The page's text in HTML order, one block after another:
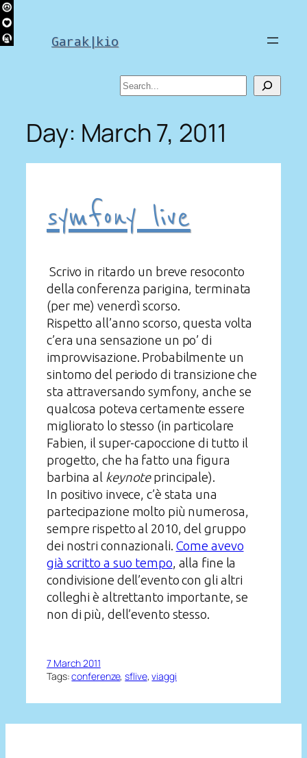
Skip
to
content Garak|kio
Search
Day: March 7, 2011
symfony live
Scrivo in ritardo un breve resoconto
della conferenza parigina, terminata
(per me) venerdì scorso.
Rispetto all’anno scorso, questa volta
c’era una sensazione un po’ di
improvvisazione. Probabilmente un
sintomo del periodo di transizione che
sta attraversando symfony, anche se
qualcosa poteva certamente essere
migliorato lo stesso (in particolare
Fabien, il super-capoccione di tutto il
progetto, che ha fatto una figura
barbina al keynoteprincipale).
In positivo invece, c’è stata una
partecipazione molto più numerosa,
sempre rispetto al 2010, del gruppo
dei nostri connazionali. Come avevo
già scritto a suo tempo, alla fine la
condivisione dell’evento con gli altri
colleghi è altrettanto importante, se
non di più, dell’evento stesso.
7 March 2011
Tags:conferenze, sflive, viaggi